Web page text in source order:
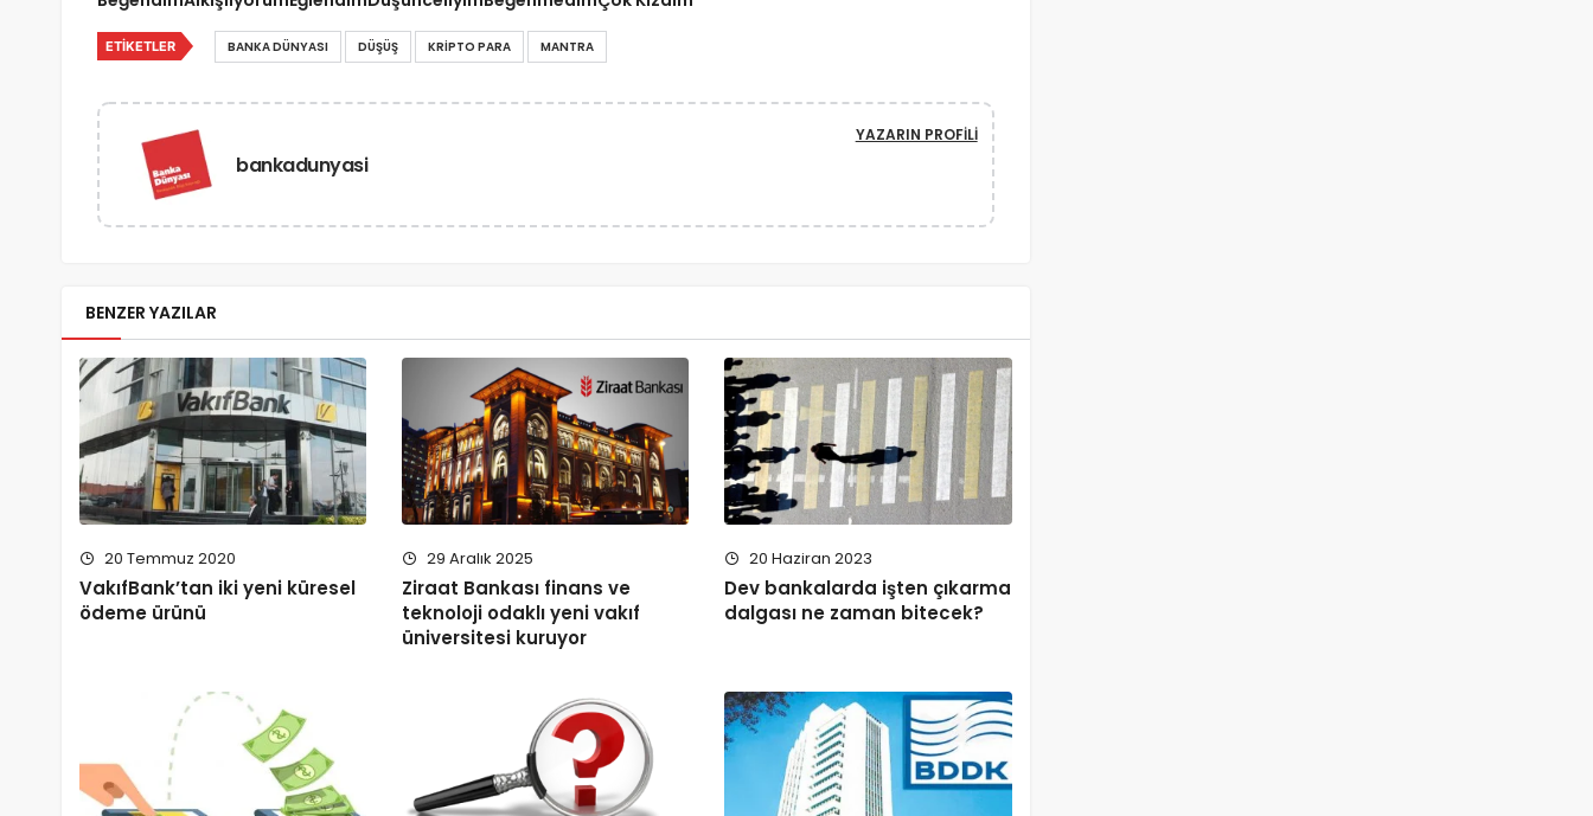
ETIKETLER BANKA DÜNYASI DÜŞÜŞ KRIPTO PARA MANTRA
bankadunyasi
YAZARIN PROFILI
BENZER YAZILAR
20 Temmuz 2020
VakıfBank’tan iki yeni küresel
ödeme ürünü
29 Aralık 2025
Ziraat Bankası finans ve
teknoloji odaklı yeni vakıf
üniversitesi kuruyor
20 Haziran 2023
Dev bankalarda işten çıkarma
dalgası ne zaman bitecek?